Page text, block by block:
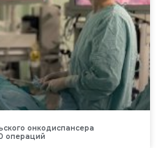
онкодиспансера
операций